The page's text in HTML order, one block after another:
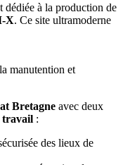
dédiée à la production de
X. Ce site ultramoderne
manutention et
Bretagne avec deux
travail :
des lieux de